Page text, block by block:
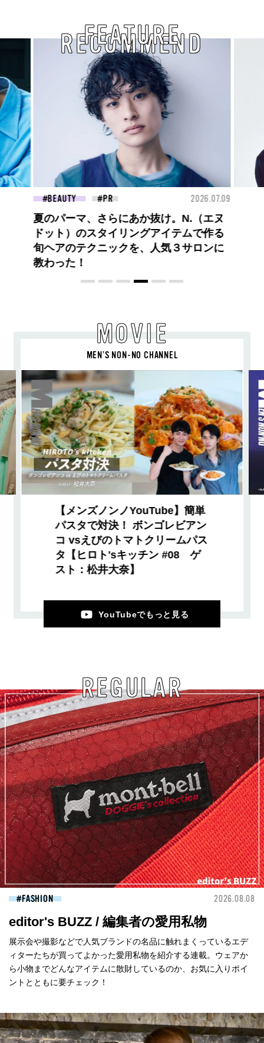
RECOMMEND
FEATURE
FASHION 2026.07.09
【PRADA × NI-KI(ENHYPEN)】時をかけ
る、ニューモード
MOVIE
MEN’S NON-NO CHANNEL
【メンズノンノYouTube】簡単
パスタで対決！ ボンゴレビアン
コ vsえびのトマトクリームパス
タ【ヒロト'sキッチン #08 ゲ
スト：松井大奈】
YouTubeでもっと見る
REGULAR
FASHION 2026.08.08
editor's BUZZ / 編集者の愛用私物
展示会や撮影などで人気ブランドの名品に触れまくっているエデ
ィターたちが買ってよかった愛用私物を紹介する連載。ウェアか
ら小物までどんなアイテムに散財しているのか、お気に入りポイ
ントとともに要チェック！